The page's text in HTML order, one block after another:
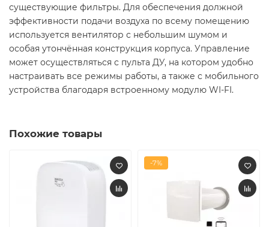
существующие фильтры. Для обеспечения должной
эффективности подачи воздуха по всему помещению
используется вентилятор с небольшим шумом и
особая утончённая конструкция корпуса. Управление
может осуществляться с пульта ДУ, на котором удобно
настраивать все режимы работы, а также с мобильного
устройства благодаря встроенному модулю WI-FI.
Похожие товары
-7%